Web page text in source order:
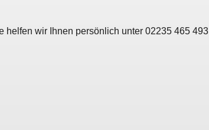
helfen wir Ihnen persönlich unter 02235 465 493